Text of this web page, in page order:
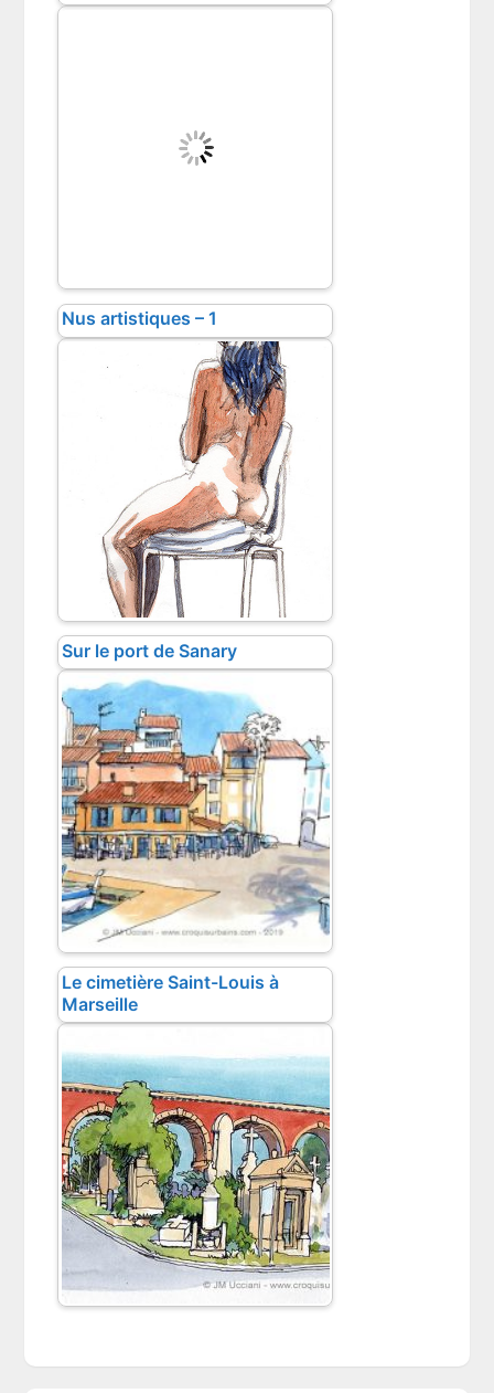
Nus artistiques – 1
Sur le port de Sanary
Le cimetière Saint-Louis à
Marseille